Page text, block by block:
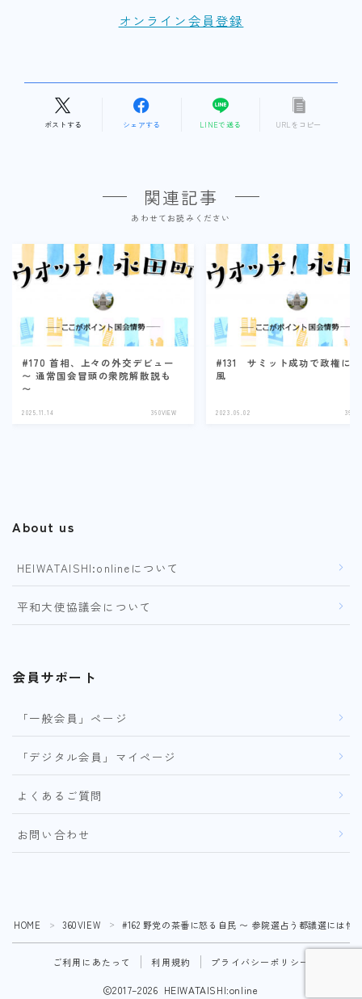
オンライン会員登録
ポストする シェアする LINEで送る URLをコピー
関連記事
あわせてお読みください
#170 首相、上々の外交デビュー
〜 通常国会冒頭の衆院解散説も
〜
2025.11.14 360VIEW
#131 サミット成功で政権に
風
2023.06.02
About us
HEIWATAISHI:onlineについて
平和大使協議会について
会員サポート
「一般会員」ページ
「デジタル会員」マイページ
よくあるご質問
お問い合わせ
HOME ＞ 360VIEW ＞ #162 野党の茶番に怒る自民 〜 参院選占う都議選には惨
ご利用にあたって 利用規約 プライバシーポリシー
2017–2026 HEIWATAISHI:online